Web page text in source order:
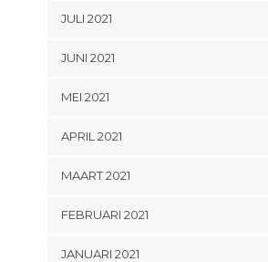
JULI 2021
JUNI 2021
MEI 2021
APRIL 2021
MAART 2021
FEBRUARI 2021
JANUARI 2021